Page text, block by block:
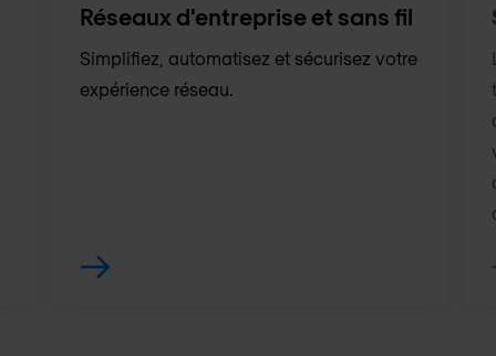
Réseaux d'entreprise et sans fil
Simplifiez, automatisez et sécurisez votre
expérience réseau.